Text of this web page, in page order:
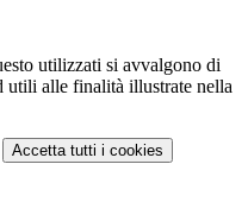
utilizzati si avvalgono di
utili alle finalità illustrate nella
Accetta tutti i cookies